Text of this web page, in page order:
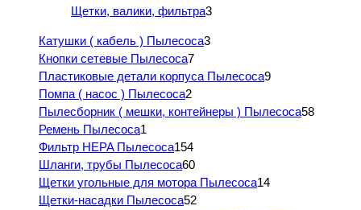
Щетки, валики, фильтра3
Катушки ( кабель ) Пылесоса3
Кнопки сетевые Пылесоса7
Пластиковые детали корпуса Пылесоса9
Помпа ( насос ) Пылесоса2
Пылесборник ( мешки, контейнеры ) Пылесоса58
Ремень Пылесоса1
Фильтр HEPA Пылесоса154
Шланги, трубы Пылесоса60
Щетки угольные для мотора Пылесоса14
Щетки-насадки Пылесоса52